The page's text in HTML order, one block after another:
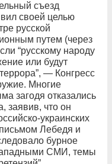
съезд
своей целью
русской
путем (через
“русскому народу
или будут
— Конгресс
Многие
загодя отказались
заявив, что он
украинских
Лебедя и
бурное
СМИ, темы